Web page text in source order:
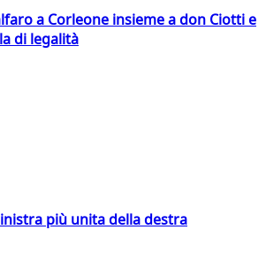
a Corleone insieme a don Ciotti e
di legalità
più unita della destra